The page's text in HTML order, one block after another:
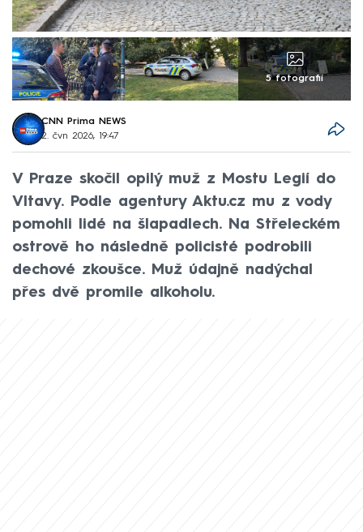
5 fotografií
CNN Prima NEWS
2. čvn 2026, 19:47
V Praze skočil opilý muž z Mostu Legií do
Vltavy. Podle agentury Aktu.cz mu z vody
pomohli lidé na šlapadlech. Na Střeleckém
ostrově ho následně policisté podrobili
dechové zkoušce. Muž údajně nadýchal
přes dvě promile alkoholu.